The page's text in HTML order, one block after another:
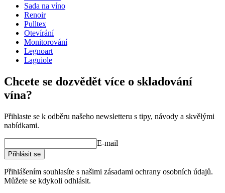
Vezm?te prosím na v?domí: Rám není sou?ástí balení.
Sada na víno
Renoir
Pulltex
Otevírání
Monitorování
Legnoart
Laguiole
Chcete se dozvědět více o skladování
vína?
Přihlaste se k odběru našeho newsletteru s tipy, návody a skvělými
nabídkami.
E-mail
Přihlásit se
Přihlášením souhlasíte s našimi zásadami ochrany osobních údajů.
Můžete se kdykoli odhlásit.